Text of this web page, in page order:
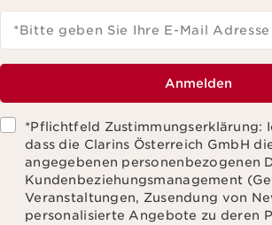
*Bitte geben Sie Ihre E-Mail Adresse
Anmelden
*Pflichtfeld Zustimmungserklärung:
dass die Clarins Österreich GmbH
angegebenen personenbezogenen
Kundenbeziehungsmanagement
Veranstaltungen, Zusendung von
personalisierte Angebote zu deren